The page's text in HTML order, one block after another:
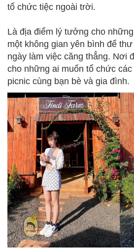
tổ chức tiệc ngoài trời.
Là địa điểm lý tưởng cho
một không gian yên bình để
ngày làm việc căng thẳng. Nơi
cho những ai muốn tổ chức các
picnic cùng bạn bè và gia đình.